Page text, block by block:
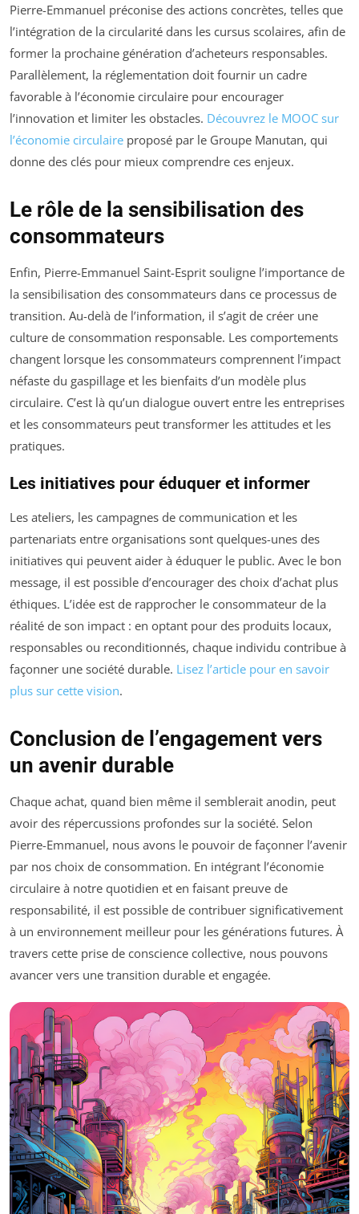
Pierre-Emmanuel préconise des actions concrètes, telles que
l’intégration de la circularité dans les cursus scolaires, afin de
former la prochaine génération d’acheteurs responsables.
Parallèlement, la réglementation doit fournir un cadre
favorable à l’économie circulaire pour encourager
l’innovation et limiter les obstacles. Découvrez le MOOC sur
l’économie circulaire proposé par le Groupe Manutan, qui
donne des clés pour mieux comprendre ces enjeux.
Le rôle de la sensibilisation des
consommateurs
Enfin, Pierre-Emmanuel Saint-Esprit souligne l’importance de
la sensibilisation des consommateurs dans ce processus de
transition. Au-delà de l’information, il s’agit de créer une
culture de consommation responsable. Les comportements
changent lorsque les consommateurs comprennent l’impact
néfaste du gaspillage et les bienfaits d’un modèle plus
circulaire. C’est là qu’un dialogue ouvert entre les entreprises
et les consommateurs peut transformer les attitudes et les
pratiques.
Les initiatives pour éduquer et informer
Les ateliers, les campagnes de communication et les
partenariats entre organisations sont quelques-unes des
initiatives qui peuvent aider à éduquer le public. Avec le bon
message, il est possible d’encourager des choix d’achat plus
éthiques. L’idée est de rapprocher le consommateur de la
réalité de son impact : en optant pour des produits locaux,
responsables ou reconditionnés, chaque individu contribue à
façonner une société durable. Lisez l’article pour en savoir
plus sur cette vision.
Conclusion de l’engagement vers
un avenir durable
Chaque achat, quand bien même il semblerait anodin, peut
avoir des répercussions profondes sur la société. Selon
Pierre-Emmanuel, nous avons le pouvoir de façonner l’avenir
par nos choix de consommation. En intégrant l’économie
circulaire à notre quotidien et en faisant preuve de
responsabilité, il est possible de contribuer significativement
à un environnement meilleur pour les générations futures. À
travers cette prise de conscience collective, nous pouvons
avancer vers une transition durable et engagée.